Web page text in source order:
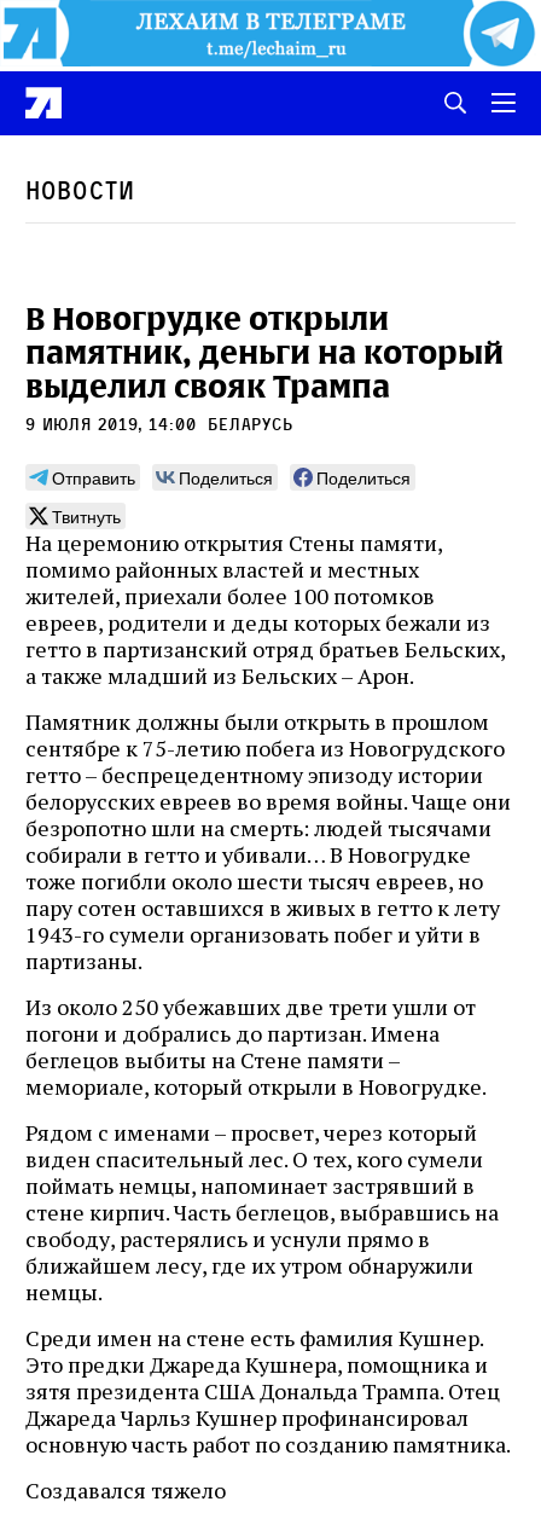
Новости
В Новогрудке открыли
памятник, деньги на который
выделил свояк Трампа
9 июля 2019, 14:00 Беларусь
Отправить Поделиться
Поделиться
Твитнуть
На церемонию открытия Стены памяти,
помимо районных властей и местных
жителей, приехали более 100 потомков
евреев, родители и деды которых бежали из
гетто в партизанский отряд братьев Бельских,
а также младший из Бельских – Арон.
Памятник должны были открыть в прошлом
сентябре к 75-летию побега из Новогрудского
гетто – беспрецедентному эпизоду истории
белорусских евреев во время войны. Чаще они
безропотно шли на смерть: людей тысячами
собирали в гетто и убивали… В Новогрудке
тоже погибли около шести тысяч евреев, но
пару сотен оставшихся в живых в гетто к лету
1943-го сумели организовать побег и уйти в
партизаны.
Из около 250 убежавших две трети ушли от
погони и добрались до партизан. Имена
беглецов выбиты на Стене памяти –
мемориале, который открыли в Новогрудке.
Рядом с именами – просвет, через который
виден спасительный лес. О тех, кого сумели
поймать немцы, напоминает застрявший в
стене кирпич. Часть беглецов, выбравшись на
свободу, растерялись и уснули прямо в
ближайшем лесу, где их утром обнаружили
немцы.
Среди имен на стене есть фамилия Кушнер.
Это предки Джареда Кушнера, помощника и
зятя президента США Дональда Трампа. Отец
Джареда Чарльз Кушнер профинансировал
основную часть работ по созданию памятника.
Создавался тяжело